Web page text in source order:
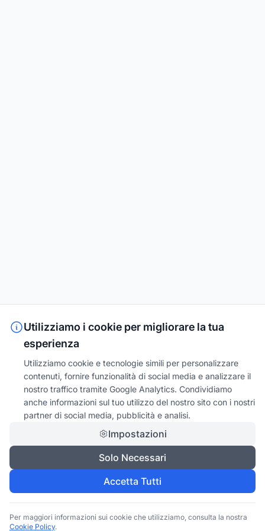
Utilizziamo i cookie per migliorare la tua
esperienza
Utilizziamo cookie e tecnologie simili per personalizzare
contenuti, fornire funzionalità di social media e analizzare il
nostro traffico tramite Google Analytics. Condividiamo
anche informazioni sul tuo utilizzo del nostro sito con i nostri
partner di social media, pubblicità e analisi.
Impostazioni
Solo Necessari
Accetta Tutti
Per maggiori informazioni sui cookie che utilizziamo, consulta la nostra
Cookie Policy.